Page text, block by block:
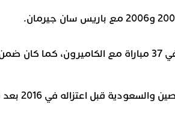
وأحرز مبامي ثلاثة أهداف في 37 مباراة مع
في 2016 بعد فترة قصيرة مع لوهافر الفرنسي.